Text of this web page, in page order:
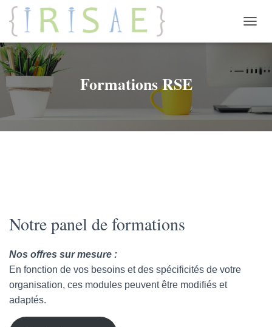
Formations RSE
Notre panel de formations
Nos offres sur mesure :
En fonction de vos besoins et des spécificités de votre
organisation, ces modules peuvent être modifiés et
adaptés.